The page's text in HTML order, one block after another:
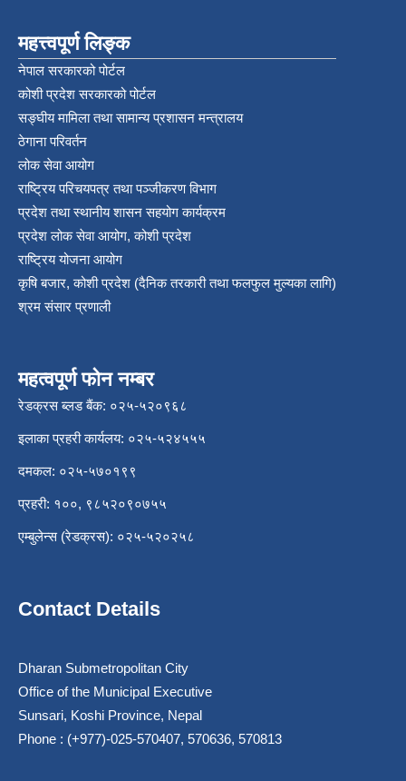
महत्त्वपूर्ण लिङ्क
नेपाल सरकारको पोर्टल
कोशी प्रदेश सरकारको पोर्टल
सङ्‍घीय मामिला तथा सामान्य प्रशासन मन्त्रालय
ठेगाना परिवर्तन
लोक सेवा आयोग
राष्ट्रिय परिचयपत्र तथा पञ्‍जीकरण विभाग
प्रदेश तथा स्थानीय शासन सहयोग कार्यक्रम
प्रदेश लोक सेवा आयोग, कोशी प्रदेश
राष्ट्रिय योजना आयोग
कृषि बजार, कोशी प्रदेश (दैनिक तरकारी तथा फलफुल मुल्यका लागि)
श्रम संसार प्रणाली
महत्वपूर्ण फोन नम्बर
रेडक्रस ब्लड बैंक: ०२५-५२०९६८
इलाका प्रहरी कार्यलय: ०२५-५२४५५५
दमकल: ०२५-५७०१९९
प्रहरी: १००, ९८५२०९०७५५
एम्बुलेन्स (रेडक्रस): ०२५-५२०२५८
Contact Details
Dharan Submetropolitan City
Office of the Municipal Executive
Sunsari, Koshi Province, Nepal
Phone : (+977)-025-570407, 570636, 570813